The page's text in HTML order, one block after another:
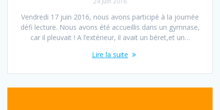
Vendredi 17 juin 2016, nous avons participé à la journée
défi lecture. Nous avons été accueillis dans un gymnase,
car il pleuvait ! A l’extérieur, il avait un béret,et un…
Lire la suite